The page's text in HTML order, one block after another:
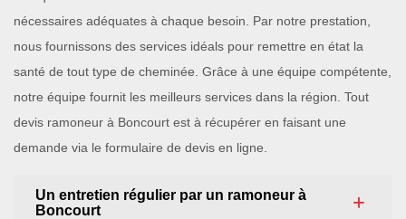
nécessaires adéquates à chaque besoin. Par notre prestation,
nous fournissons des services idéals pour remettre en état la
santé de tout type de cheminée. Grâce à une équipe compétente,
notre équipe fournit les meilleurs services dans la région. Tout
devis ramoneur à Boncourt est à récupérer en faisant une
demande via le formulaire de devis en ligne.
Un entretien régulier par un ramoneur à
Boncourt